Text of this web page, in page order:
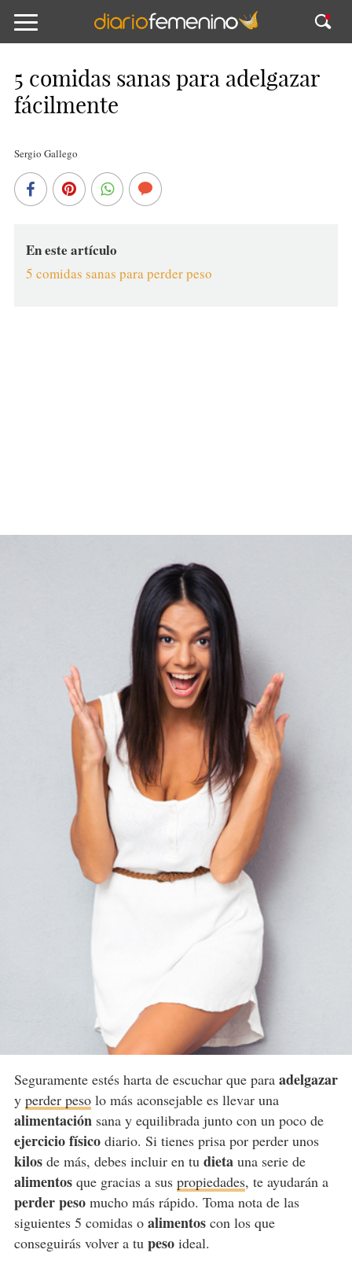
5 comidas sanas para adelgazar
fácilmente
Sergio Gallego
En este artículo
5 comidas sanas para perder peso
Seguramente estés harta de escuchar que para adelgazar
y perder pesolo más aconsejable es llevar una
alimentación sana y equilibrada junto con un poco de
ejercicio físicodiario. Si tienes prisa por perder unos
kilosde más, debes incluir en tudietauna serie de
alimentosque gracias a sus propiedades, te ayudarán a
perder pesomucho más rápido. Toma nota de las
siguientes 5 comidas o alimentoscon los que
conseguirás volver a tupesoideal.